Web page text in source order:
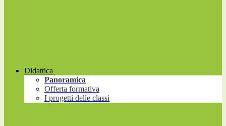
Didattica
Panoramica
Offerta formativa
I progetti delle classi